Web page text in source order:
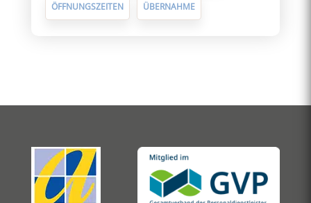
ÖFFNUNGSZEITEN ÜBERNAHME